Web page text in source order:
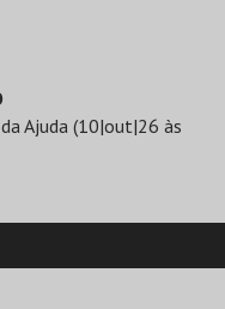
Ajuda (10|out|26 às